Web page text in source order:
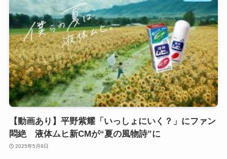
【動画あり】平野紫耀「いっしょにいく？」にファン
悶絶 液体ムヒ新CMが“夏の風物詩”に
2025年5月9日